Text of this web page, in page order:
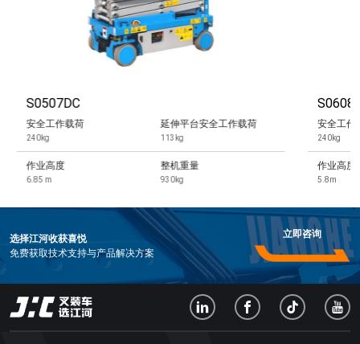
S0507DC
安全工作载荷
240kg
延伸平台安全工作载荷
113kg
作业高度
6.85 m
整机重量
930kg
安全工作
240kg
作业高度
5.8m
选择江河收获喜悦
免费获取技术支持与产品解决方案
立即咨询